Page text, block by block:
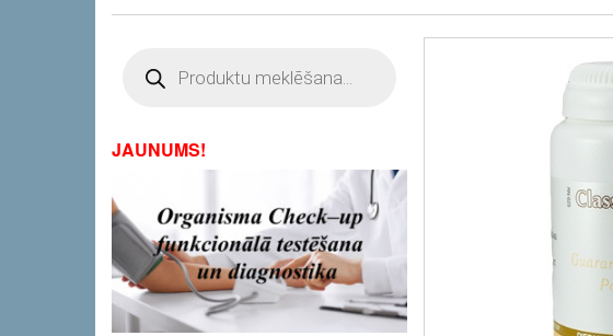
search
JAUNUMS!